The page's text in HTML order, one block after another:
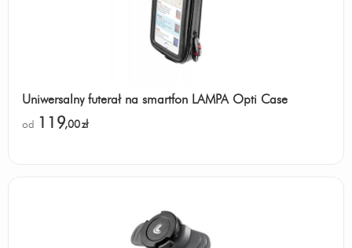
Uniwersalny futerał na smartfon LAMPA Opti Case
od 119,00zł